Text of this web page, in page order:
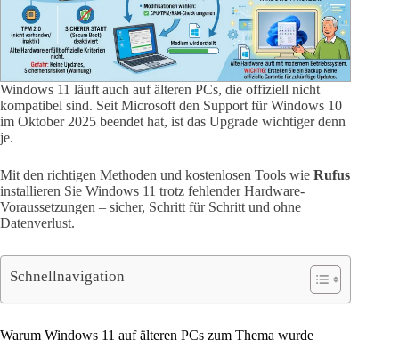
Windows 11 läuft auch auf älteren PCs, die offiziell nicht
kompatibel sind. Seit Microsoft den Support für Windows 10
im Oktober 2025 beendet hat, ist das Upgrade wichtiger denn
je.
Mit den richtigen Methoden und kostenlosen Tools wie Rufus
installieren Sie Windows 11 trotz fehlender Hardware-
Voraussetzungen – sicher, Schritt für Schritt und ohne
Datenverlust.
Schnellnavigation
Warum Windows 11 auf älteren PCs zum Thema wurde